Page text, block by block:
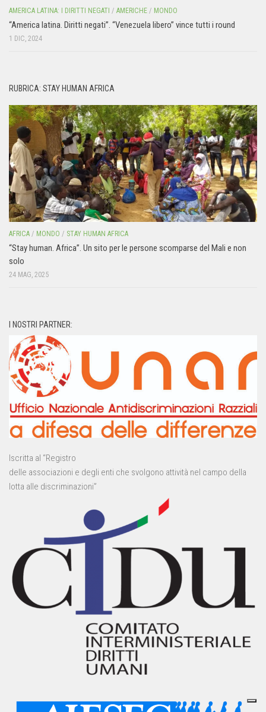
AMERICA LATINA: I DIRITTI NEGATI / AMERICHE / MONDO
“America latina. Diritti negati”. “Venezuela libero” vince tutti i round
1 DIC, 2024
RUBRICA: STAY HUMAN AFRICA
AFRICA / MONDO / STAY HUMAN AFRICA
“Stay human. Africa”. Un sito per le persone scomparse del Mali e non
solo
24 MAG, 2025
I NOSTRI PARTNER:
Iscritta al “Registro
delle associazioni e degli enti che svolgono attività nel campo della
lotta alle discriminazioni”